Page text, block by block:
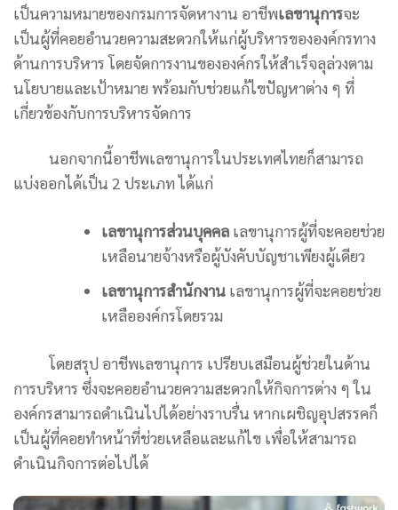
เป็นความหมายของกรมการจัดหางาน อาชีพเลขานุการจะ
เป็นผู้ที่คอยอำนวยความสะดวกให้แก่ผู้บริหารขององค์กรทาง
ด้านการบริหาร โดยจัดการงานขององค์กรให้สำเร็จลุล่วงตาม
นโยบายและเป้าหมาย พร้อมกับช่วยแก้ไขปัญหาต่าง ๆ ที่
เกี่ยวข้องกับการบริหารจัดการ
นอกจากนี้อาชีพเลขานุการในประเทศไทยก็สามารถ
แบ่งออกได้เป็น 2 ประเภท ได้แก่
เลขานุการส่วนบุคคล เลขานุการผู้ที่จะคอยช่วย
เหลือนายจ้างหรือผู้บังคับบัญชาเพียงผู้เดียว
เลขานุการสำนักงาน เลขานุการผู้ที่จะคอยช่วย
เหลือองค์กรโดยรวม
โดยสรุป อาชีพเลขานุการ เปรียบเสมือนผู้ช่วยในด้าน
การบริหาร ซึ่งจะคอยอำนวยความสะดวกให้กิจการต่าง ๆ ใน
องค์กรสามารถดำเนินไปได้อย่างราบรื่น หากเผชิญอุปสรรคก็
เป็นผู้ที่คอยทำหน้าที่ช่วยเหลือและแก้ไข เพื่อให้สามารถ
ดำเนินกิจการต่อไปได้